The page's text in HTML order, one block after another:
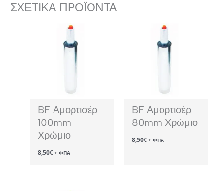
ΣΧΕΤΙΚΆ ΠΡΟΪΌΝΤΑ
BF Αμορτισέρ
100mm
Χρώμιο
8,50€ + ΦΠΑ
BF Αμορτισέρ
80mm Χρώμιο
8,50€ + ΦΠΑ